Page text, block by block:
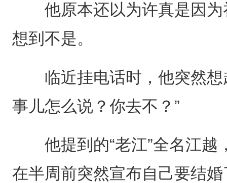
他原本还以为许真是因为
想到不是。
临近挂电话时，他突然想
事儿怎么说？你去不？”
他提到的“老江”全名江越
在半周前突然宣布自己要结